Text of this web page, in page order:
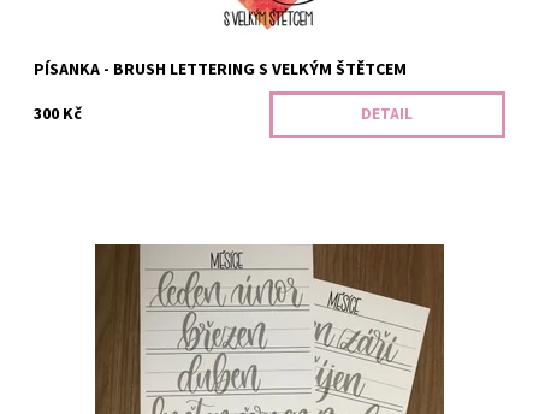
PÍSANKA - BRUSH LETTERING S VELKÝM ŠTĚTCEM
300 Kč
DETAIL
Obsahuje 45 slovíček na procvičení.
Na dotaz
1212